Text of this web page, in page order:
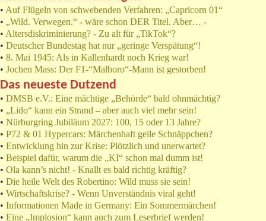
• Auf Flügeln von schwebenden Verfahren: „Capricorn 01“
• „Wild. Verwegen.“ - wäre schon DER Titel. Aber… -
• Altersdiskriminierung? - Zu alt für „TikTok“?
• Deutscher Bundestag hat nur „geringe Verspätung“!
• 8. Mai 1945: Als in Kallenhardt noch Krieg war!
• Jochen Mass: Der F1-“Malboro“-Mann ist gestorben!
Das neueste Dutzend
• DMSB e.V.: Eine mächtige „Behörde“ bald ohnmächtig?
• „Lido“ kann ein Strand – aber auch viel mehr sein!
• Nürburgring Jubiläum 2027: 100, 15 oder 13 Jahre?
• P72 & 01 Hypercars: Märchenhaft geile Schnäppchen?
• Entwicklung hin zur Krise: Plötzlich und unerwartet?
• Beispiel dafür, warum die „KI“ schon mal dumm ist!
• Ola kann’s nicht! - Knallt es bald richtig kräftig?
• Die heile Welt des Robertino: Wild muss sie sein!
• Wirtschaftskrise? - Wenn Unverständnis viral geht!
• Informationen Made in Germany: Ein Sommermärchen!
• Eine „Implosion“ kann auch zum Leserbrief werden!